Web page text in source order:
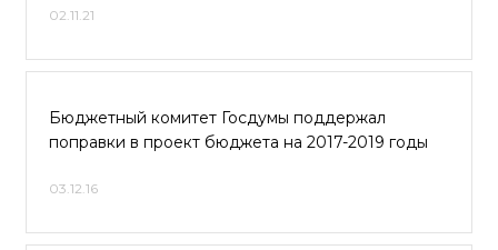
02.11.21
Бюджетный комитет Госдумы поддержал
поправки в проект бюджета на 2017-2019 годы
03.12.16